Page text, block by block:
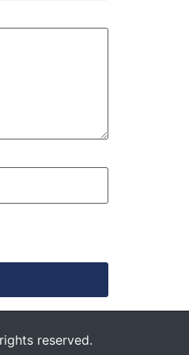
reserved.